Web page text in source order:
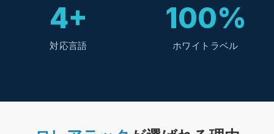
4+
対応言語
100%
ホワイトラベル